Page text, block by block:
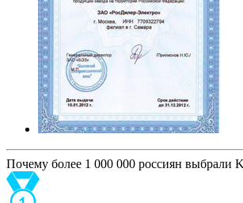
Почему более 1 000 000 россиян выбрали